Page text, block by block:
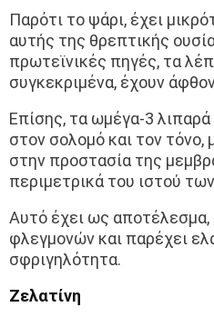
Παρότι το ψάρι, έχει
αυτής της θρεπτικής
πρωτεϊνικές πηγές, τα
συγκεκριμένα, έχουν
Επίσης, τα ωμέγα-3
στον σολομό και τον
στην προστασία της
περιμετρικά του ιστού
Αυτό έχει ως
φλεγμονών και παρέχει
σφριγηλότητα.
Ζελατίνη